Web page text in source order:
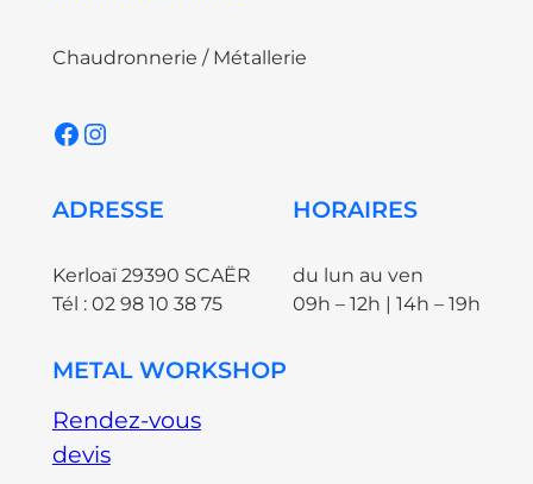
Chaudronnerie / Métallerie
Facebook Instagram
ADRESSE
Kerloaï 29390 SCAËR
Tél : 02 98 10 38 75
HORAIRES
du lun au ven
09h – 12h | 14h – 19h
METAL WORKSHOP
Rendez-vous
devis